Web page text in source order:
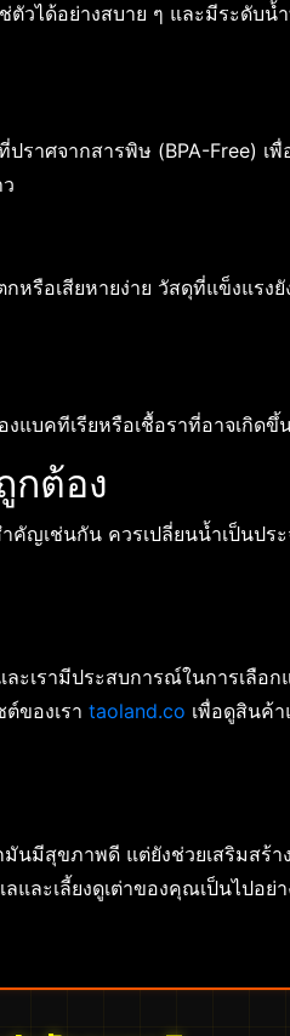
ตัวได้อย่างสบาย ๆ และมีระดับน้
ราศจากสารพิษ (BPA-Free) เ
หรือเสียหายง่าย วัสดุที่แข็งแรงยั
แบคทีเรียหรือเชื้อราที่อาจเกิดขึ้
กต้อง
คัญเช่นกัน ควรเปลี่ยนน้ำเป็นปร
ะเรามีประสบการณ์ในการเลือก
ของเรา taoland.co เพื่อดูสินค้
นมีสุขภาพดี แต่ยังช่วยเสริมสร้า
ละเลี้ยงดูเต่าของคุณเป็นไปอย่